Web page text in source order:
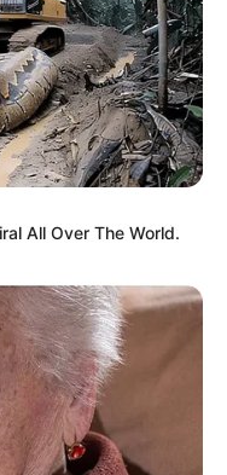
All Over The World.